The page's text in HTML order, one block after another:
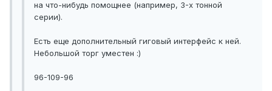
на что-нибудь помощнее (например, 3-х тонной
серии).
Есть еще дополнительный гиговый интерфейс к ней.
Небольшой торг уместен :)
96-109-96